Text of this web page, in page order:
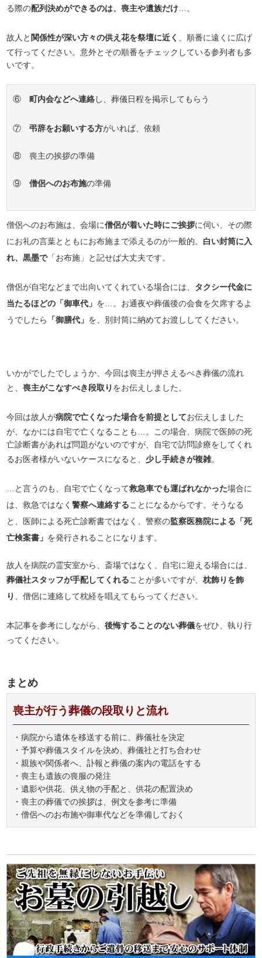
る際の配列決めができるのは、喪主や遺族だけ…。
故人と 関係性が深い方々の供え花を祭壇に近く 、順番に遠くに広げ
て行ってください。意外とその順番をチェックしている参列者も多
いです。
⑥町内会などへ連絡し、葬儀日程を掲示してもらう
⑦弔辞をお願いする方がいれば、依頼
⑧ 喪主の挨拶の準備
⑨僧侶へのお布施の準備
僧侶へのお布施は、会場に僧侶が着いた時にご挨拶に伺い、その際
にお礼の言葉とともにお布施まで添えるのが一般的。 白い封筒に入
れ、黒墨で「お布施」と記せば大丈夫です。
僧侶が自宅などまで出向いてくれている場合には、 タクシー代金に
当たるほどの「御車代」 を…。お通夜や葬儀後の会食を欠席するよ
うでしたら
「御膳代」 を、別封筒に納めてお渡ししてください。
いかがでしたでしょうか、今回は喪主が押さえるべき葬儀の流れ
と、喪主がこなすべき段取り をお伝えしました。
今回は故人が病院で亡くなった場合を前提としてお伝えしました
が、なかには自宅で亡くなることも…。この場合、病院で医師の死
亡診断書があれば問題がないのですが、自宅で訪問診療をしてくれ
るお医者様がいないケースになると、 少し手続きが複雑。
…と言うのも、自宅で亡くなって救急車でも運ばれなかった場合に
は、救急ではなく警察へ連絡することになるからです。そうなる
と、医師による死亡診断書ではなく、警察の監察医務院による「死
亡検案書」 を発行されることになります。
故人を病院の霊安室から、斎場ではなく、自宅に迎える場合には、
葬儀社スタッフが手配してくれることが多いですが、枕飾りを飾
り 、僧侶に連絡して枕経を唱えてもらってください。
本記事を参考にしながら、後悔することのない葬儀をぜひ、執り行
ってください。
まとめ
喪主が行う葬儀の段取りと流れ
・病院から遺体を移送する前に、葬儀社を決定
・予算や葬儀スタイルを決め、葬儀社と打ち合わせ
・親族や関係者へ、訃報と葬儀の案内の電話をする
・喪主も遺族の喪服の発注
・遺影や供花、供え物の手配と、供花の配置決め
・喪主の葬儀での挨拶は、例文を参考に準備
・僧侶へのお布施や御車代などを準備しておく